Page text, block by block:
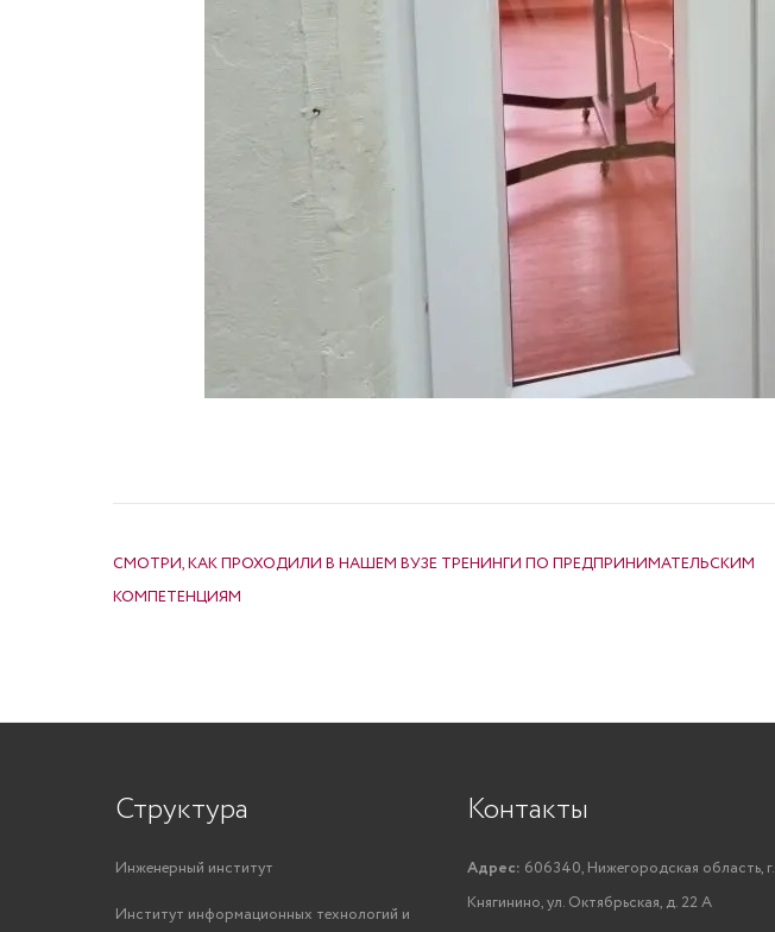
СМОТРИ, КАК ПРОХОДИЛИ В НАШЕМ ВУЗЕ ТРЕНИНГИ ПО ПРЕДПРИНИМАТЕЛЬСКИМ
КОМПЕТЕНЦИЯМ
Структура
Инженерный институт
Институт информационных технологий и
Контакты
Адрес: 606340, Нижегородская область, г.
Княгинино, ул. Октябрьская, д. 22 А